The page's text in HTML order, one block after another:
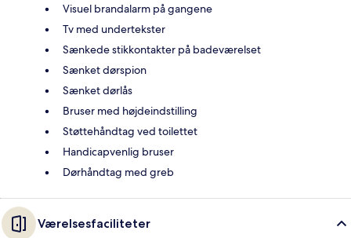
Visuel brandalarm på gangene
Tv med undertekster
Sænkede stikkontakter på badeværelset
Sænket dørspion
Sænket dørlås
Bruser med højdeindstilling
Støttehåndtag ved toilettet
Handicapvenlig bruser
Dørhåndtag med greb
Værelsesfaciliteter